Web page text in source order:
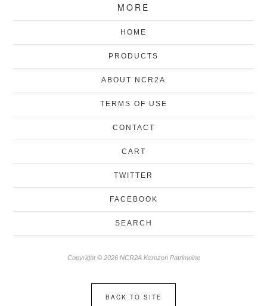
MORE
HOME
PRODUCTS
ABOUT NCR2A
TERMS OF USE
CONTACT
CART
TWITTER
FACEBOOK
SEARCH
Copyright © 2026 NCR2A Kerozen Patrimoine
BACK TO SITE